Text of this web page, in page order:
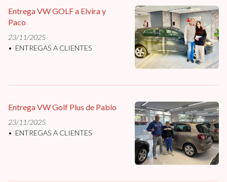
Entrega VW GOLF a Elvira y
Paco
23/11/2025
ENTREGAS A CLIENTES
Entrega VW Golf Plus de Pablo
23/11/2025
ENTREGAS A CLIENTES